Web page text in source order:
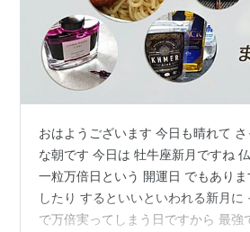
おはようございます 今日も晴れて
な朝です 今日は 牡牛座新月ですね
一粒万倍日という 開運日 でもあり
したり するといいといわれる新月に
で万倍実ってしまう日ですから 最強